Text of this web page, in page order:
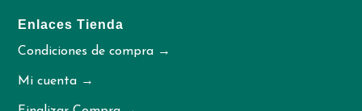
Enlaces Tienda
Condiciones de compra →
Mi cuenta →